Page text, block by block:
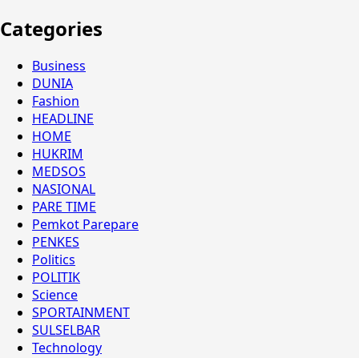
Categories
Business
DUNIA
Fashion
HEADLINE
HOME
HUKRIM
MEDSOS
NASIONAL
PARE TIME
Pemkot Parepare
PENKES
Politics
POLITIK
Science
SPORTAINMENT
SULSELBAR
Technology